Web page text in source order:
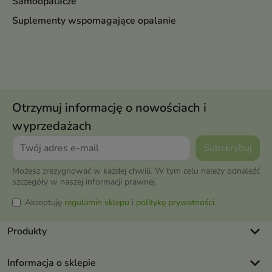
Suplementy wspomagające opalanie
Otrzymuj informację o nowościach i
wyprzedażach
Możesz zrezygnować w każdej chwili. W tym celu należy odnaleźć
szczegóły w naszej informacji prawnej.
Akceptuję regulamin sklepu i politykę prywatności.
Produkty keyboard_arrow_down
Informacja o sklepie keyboard_arrow_down